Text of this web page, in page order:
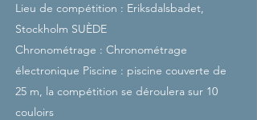
Lieu de compétition : Eriksdalsbadet,
Stockholm SUÈDE
Chronométrage : Chronométrage
électronique Piscine : piscine couverte de
25 m, la compétition se déroulera sur 10
couloirs